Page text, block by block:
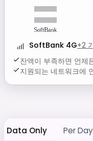
SoftBank 4G+2
잔액이 부족하면 언제
지원되는 네트워크에
Data Only Per